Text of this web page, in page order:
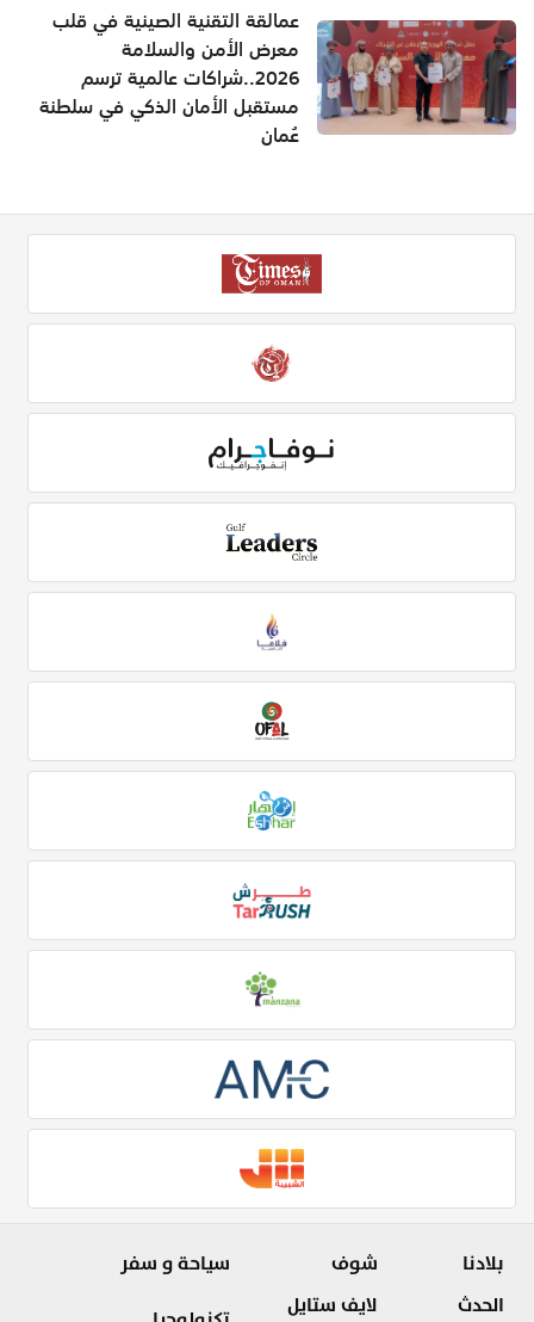
عمالقة التقنية الصينية في قلب
معرض الأمن والسلامة
2026..شراكات عالمية ترسم
مستقبل الأمان الذكي في سلطنة
عُمان
بلادنا
الحدث
شوف
لايف ستايل
سياحة و سفر